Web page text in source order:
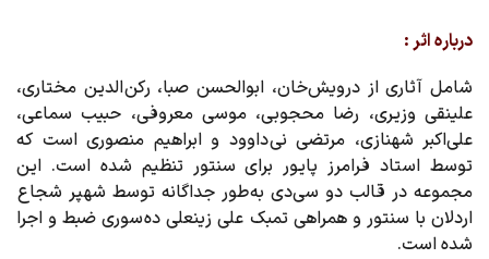
درباره اثر :
شامل آثاری از درویش‌خان، ابوالحسن صبا، رکن الدین مختاری،
علینقی وزیری، رضا محجوبی، موسی معروفی، حبیب سماعی،
علی‌اکبر شهنازی، مرتضی نی داوود و ابراهیم منصوری است که
توسط استاد فرامرز پایور برای سنتور تنظیم شده است. این
مجموعه در قالب دو سی‌دی به طور جداگانه توسط شهپر شجاع
اردلان با سنتور و همراهی تمبک علی زینعلی ده سوری ضبط و اجرا
شده است.